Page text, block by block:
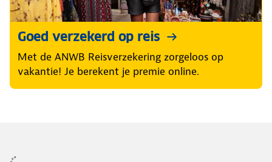
Goed verzekerd op reis
Met de ANWB Reisverzekering zorgeloos op
vakantie! Je berekent je premie online.